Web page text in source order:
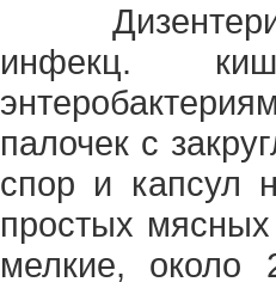
инфекц.
палочек с
спор и капсул
простых
мелкие, около